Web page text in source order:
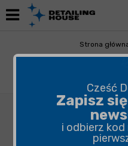
Strona
Tapicerka i
Cześć
Zapisz
i odbierz